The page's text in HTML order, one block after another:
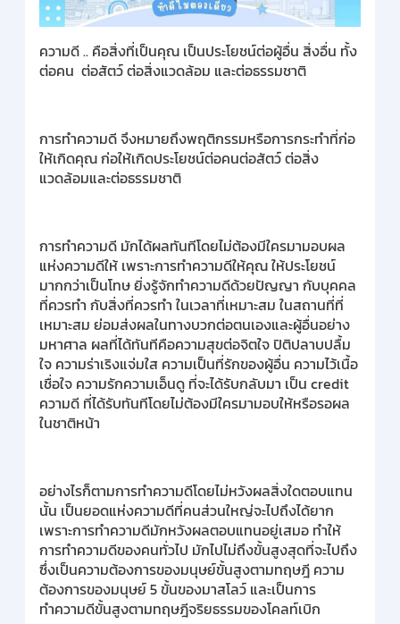
ความดี .. คือสิ่งที่เป็นคุณ เป็นประโยชน์ต่อผู้อื่น สิ่งอื่น ทั้ง
ต่อคน ต่อสัตว์ ต่อสิ่งแวดล้อม และต่อธรรมชาติ
การทำความดี จึงหมายถึงพฤติกรรมหรือการกระทำที่ก่อ
ให้เกิดคุณ ก่อให้เกิดประโยชน์ต่อคนต่อสัตว์ ต่อสิ่ง
แวดล้อมและต่อธรรมชาติ
การทำความดี มักได้ผลทันทีโดยไม่ต้องมีใครมามอบผล
แห่งความดีให้ เพราะการทำความดีให้คุณ ให้ประโยชน์
มากกว่าเป็นโทษ ยิ่งรู้จักทำความดีด้วยปัญญา กับบุคคล
ที่ควรทำ กับสิ่งที่ควรทำ ในเวลาที่เหมาะสม ในสถานที่ที่
เหมาะสม ย่อมส่งผลในทางบวกต่อตนเองและผู้อื่นอย่าง
มหาศาล ผลที่ได้ทันทีคือความสุขต่อจิตใจ ปิติปลาบปลื้ม
ใจ ความร่าเริงแจ่มใส ความเป็นที่รักของผู้อื่น ความไว้เนื้อ
เชื่อใจ ความรักความเอ็นดู ที่จะได้รับกลับมา เป็น credit
ความดี ที่ได้รับทันทีโดยไม่ต้องมีใครมามอบให้หรือรอผล
ในชาติหน้า
อย่างไรก็ตามการทำความดีโดยไม่หวังผลสิ่งใดตอบแทน
นั้น เป็นยอดแห่งความดีที่คนส่วนใหญ่จะไปถึงได้ยาก
เพราะการทำความดีมักหวังผลตอบแทนอยู่เสมอ ทำให้
การทำความดีของคนทั่วไป มักไปไม่ถึงขั้นสูงสุดที่จะไปถึง
ซึ่งเป็นความต้องการของมนุษย์ขั้นสูงตามทฤษฎี ความ
ต้องการของมนุษย์ 5 ขั้นของมาสโลว์ และเป็นการ
ทำความดีขั้นสูงตามทฤษฎีจริยธรรมของโคลท์เบิก